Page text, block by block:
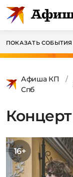
ПОКАЗАТЬ СОБЫТИЯ
Афиша КП
Спб
Концерт
16+